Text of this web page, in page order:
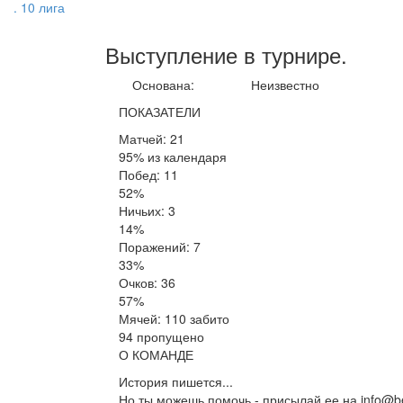
. 10 лига
Выступление в турнире.
Основана:
Неизвестно
ПОКАЗАТЕЛИ
Матчей: 21
95% из календаря
Побед: 11
52%
Ничьих: 3
14%
Поражений: 7
33%
Очков: 36
57%
Мячей: 110 забито
94 пропущено
О КОМАНДЕ
История пишется...